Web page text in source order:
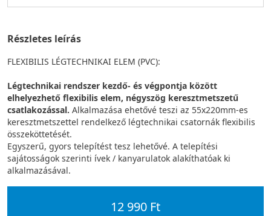
Részletes leírás
FLEXIBILIS LÉGTECHNIKAI ELEM (PVC):
Légtechnikai rendszer kezdő- és végpontja között
elhelyezhető flexibilis elem, négyszög keresztmetszetű
csatlakozással. Alkalmazása ehetővé teszi az 55x220mm-es
keresztmetszettel rendelkező légtechnikai csatornák flexibilis
összeköttetését.
Egyszerű, gyors telepítést tesz lehetővé. A telepítési
sajátosságok szerinti ívek / kanyarulatok alakíthatóak ki
alkalmazásával.
12 990 Ft